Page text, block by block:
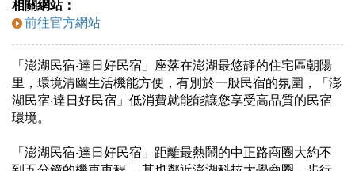
相關網站：
前往官方網站
「澎湖民宿‧達日好民宿」座落在澎湖最悠靜的住宅區朝陽
里，環境清幽生活機能方便，有別於一般民宿的氛圍，「澎
湖民宿‧達日好民宿」低消費就能能讓您享受高品質的民宿
環境。
「澎湖民宿‧達日好民宿」距離最熱鬧的中正路商圈大約不